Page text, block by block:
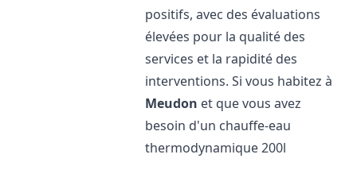
positifs, avec des évaluations
élevées pour la qualité des
services et la rapidité des
interventions. Si vous habitez à
Meudon et que vous avez
besoin d'un chauffe-eau
thermodynamique 200l